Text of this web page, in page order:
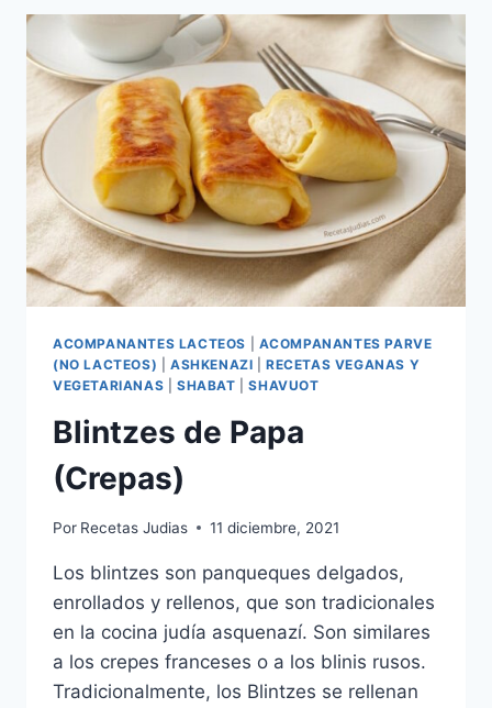
ACOMPANANTES LACTEOS
ACOMPANANTES PARVE
(NO LACTEOS)
ASHKENAZI |RECETAS VEGANAS Y
VEGETARIANAS
SHABAT |SHAVUOT
Blintzes de Papa
(Crepas)
Por Recetas Judias 11 diciembre, 2021
Los blintzes son panqueques delgados,
enrollados y rellenos, que son tradicionales
en la cocina judía asquenazí. Son similares
a los crepes franceses o a los blinis rusos.
Tradicionalmente, los Blintzes se rellenan